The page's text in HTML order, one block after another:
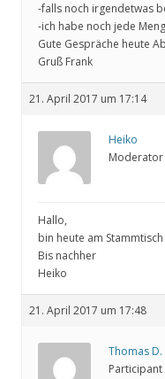
-falls noch irgendetwas
-ich habe noch jede
Gute Gespräche heute
Gruß Frank
21. April 2017 um 17:14
Heiko
Moderator
Hallo,
bin heute am
Bis nachher
Heiko
21. April 2017 um 17:48
Thomas D.
Participant